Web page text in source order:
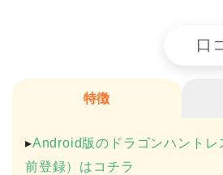
口
特徴
▸Android版のドラゴンハントレ
前登録）はコチラ